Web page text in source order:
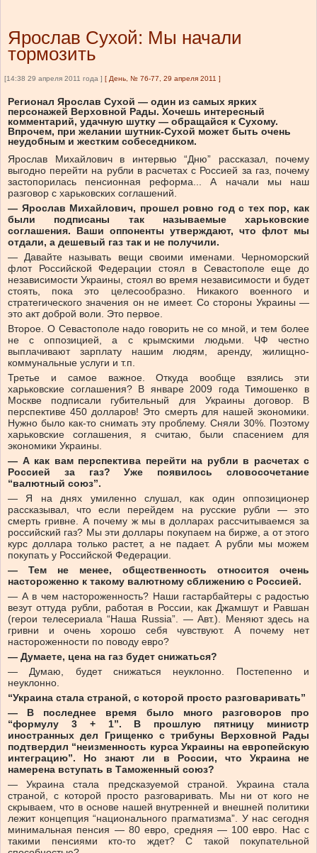
Ярослав Сухой: Мы начали
тормозить
[14:38 29 апреля 2011 года ] [ День, № 76-77, 29 апреля 2011 ]
Регионал Ярослав Сухой — один из самых ярких
персонажей Верховной Рады. Хочешь интересный
комментарий, удачную шутку — обращайся к Сухому.
Впрочем, при желании шутник-Сухой может быть очень
неудобным и жестким собеседником.
Ярослав Михайлович в интервью “Дню” рассказал, почему
выгодно перейти на рубли в расчетах с Россией за газ, почему
застопорилась пенсионная реформа... А начали мы наш
разговор с харьковских соглашений.
— Ярослав Михайлович, прошел ровно год с тех пор, как
были подписаны так называемые харьковские
соглашения. Ваши оппоненты утверждают, что флот мы
отдали, а дешевый газ так и не получили.
— Давайте называть вещи своими именами. Черноморский
флот Российской Федерации стоял в Севастополе еще до
независимости Украины, стоял во время независимости и будет
стоять, пока это целесообразно. Никакого военного и
стратегического значения он не имеет. Со стороны Украины —
это акт доброй воли. Это первое.
Второе. О Севастополе надо говорить не со мной, и тем более
не с оппозицией, а с крымскими людьми. ЧФ честно
выплачивают зарплату нашим людям, аренду, жилищно-
коммунальные услуги и т.п.
Третье и самое важное. Откуда вообще взялись эти
харьковские соглашения? В январе 2009 года Тимошенко в
Москве подписали губительный для Украины договор. В
перспективе 450 долларов! Это смерть для нашей экономики.
Нужно было как-то снимать эту проблему. Сняли 30%. Поэтому
харьковские соглашения, я считаю, были спасением для
экономики Украины.
— А как вам перспектива перейти на рубли в расчетах с
Россией за газ? Уже появилось словосочетание
“валютный союз”.
— Я на днях умиленно слушал, как один оппозиционер
рассказывал, что если перейдем на русские рубли — это
смерть гривне. А почему ж мы в долларах рассчитываемся за
российский газ? Мы эти доллары покупаем на бирже, а от этого
курс доллара только растет, а не падает. А рубли мы можем
покупать у Российской Федерации.
— Тем не менее, общественность относится очень
настороженно к такому валютному сближению с Россией.
— А в чем настороженность? Наши гастарбайтеры с радостью
везут оттуда рубли, работая в России, как Джамшут и Равшан
(герои телесериала “Наша Russia”. — Авт.). Меняют здесь на
гривни и очень хорошо себя чувствуют. А почему нет
настороженности по поводу евро?
— Думаете, цена на газ будет снижаться?
— Думаю, будет снижаться неуклонно. Постепенно и
неуклонно.
“Украина стала страной, с которой просто разговаривать”
— В последнее время было много разговоров про
“формулу 3 + 1”. В прошлую пятницу министр
иностранных дел Грищенко с трибуны Верховной Рады
подтвердил “неизменность курса Украины на европейскую
интеграцию”. Но знают ли в России, что Украина не
намерена вступать в Таможенный союз?
— Украина стала предсказуемой страной. Украина стала
страной, с которой просто разговаривать. Мы ни от кого не
скрываем, что в основе нашей внутренней и внешней политики
лежит концепция “национального прагматизма”. У нас сегодня
минимальная пенсия — 80 евро, средняя — 100 евро. Нас с
такими пенсиями кто-то ждет? С такой покупательной